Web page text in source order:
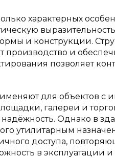
характерных
и конструкции.
и
позволяет
для объектов с
галереи и
Однако в
утилитарным
доступа,
в эксплуатации